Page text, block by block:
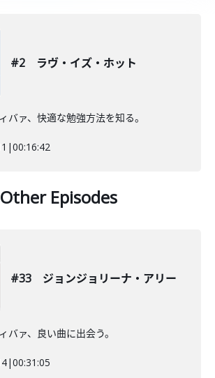
#2 ラヴ・イズ・ホット
バァ、快適な勉強方法を知る。
|00:16:42
Other Episodes
#33 ジョンジョリーナ・アリー
バァ、良い曲に出会う。
|00:31:05